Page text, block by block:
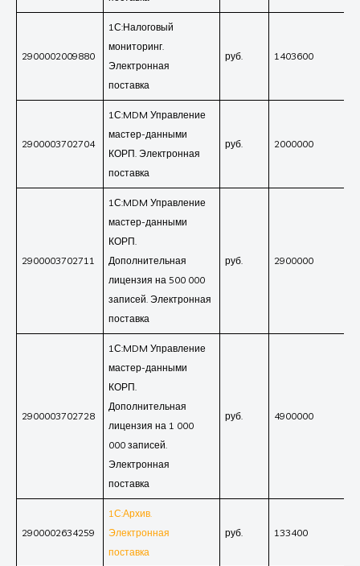
2900002009880
1С:Налоговый
мониторинг.
Электронная
поставка
руб. 1403600
2900003702704
1С:MDM Управление
мастер-данными
КОРП. Электронная
поставка
руб. 2000000
2900003702711
1С:MDM Управление
мастер-данными
КОРП.
Дополнительная
лицензия на 500 000
записей. Электронная
поставка
руб. 2900000
2900003702728
1С:MDM Управление
мастер-данными
КОРП.
Дополнительная
лицензия на 1 000
000 записей.
Электронная
поставка
руб. 4900000
2900002634259
1С:Архив.
Электронная
поставка
руб. 133400